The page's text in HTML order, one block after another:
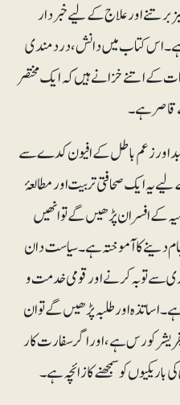
برتنے اورعلاج کے لیے خبر دار
اس کتاب میں دانش ، درد مندی
کے اتنے خزانے ہیں کہ ایک مختصر
قاصر ہے۔
اور زعم باطل کے افیون کدے سے
یہ ایک صحافتی تربیت اور مطالعۂ
کے افسران پڑھیں گے تو انھیں
دینے کا آموختہ ہے۔ سیاست دان
سے توبہ کرنے اور قومی خدمت و
اساتذہ اور طلبہ پڑھیں گے تو ان
کورس ہے، اور اگر سفارت کار
کو سمجھنے کا زائچہ ہے۔